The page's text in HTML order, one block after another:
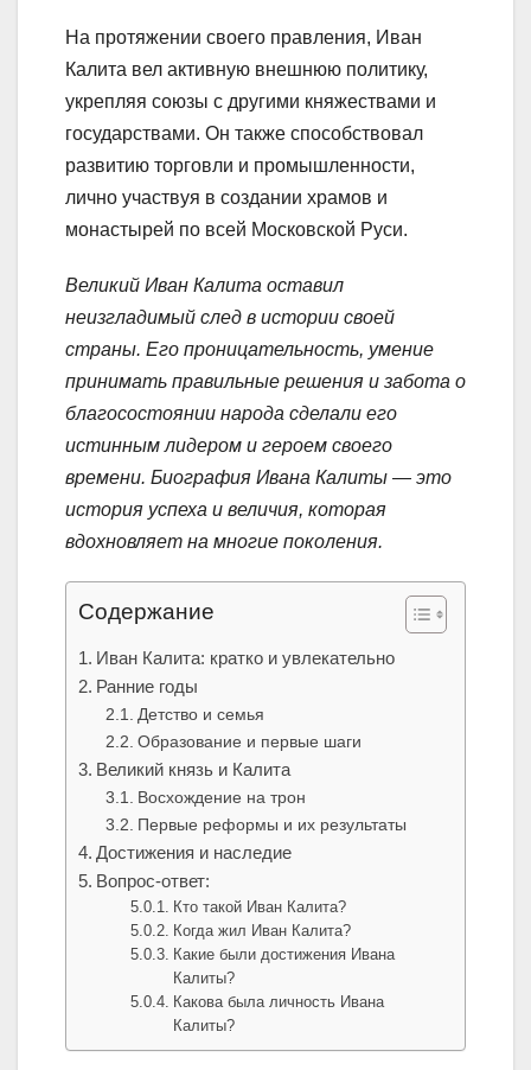
На протяжении своего правления, Иван
Калита вел активную внешнюю политику,
укрепляя союзы с другими княжествами и
государствами. Он также способствовал
развитию торговли и промышленности,
лично участвуя в создании храмов и
монастырей по всей Московской Руси.
Великий Иван Калита оставил
неизгладимый след в истории своей
страны. Его проницательность, умение
принимать правильные решения и забота о
благосостоянии народа сделали его
истинным лидером и героем своего
времени. Биография Ивана Калиты — это
история успеха и величия, которая
вдохновляет на многие поколения.
Содержание
Иван Калита: кратко и увлекательно
Ранние годы
Детство и семья
Образование и первые шаги
Великий князь и Калита
Восхождение на трон
Первые реформы и их результаты
Достижения и наследие
Вопрос-ответ:
Кто такой Иван Калита?
Когда жил Иван Калита?
Какие были достижения Ивана
Калиты?
Какова была личность Ивана
Калиты?